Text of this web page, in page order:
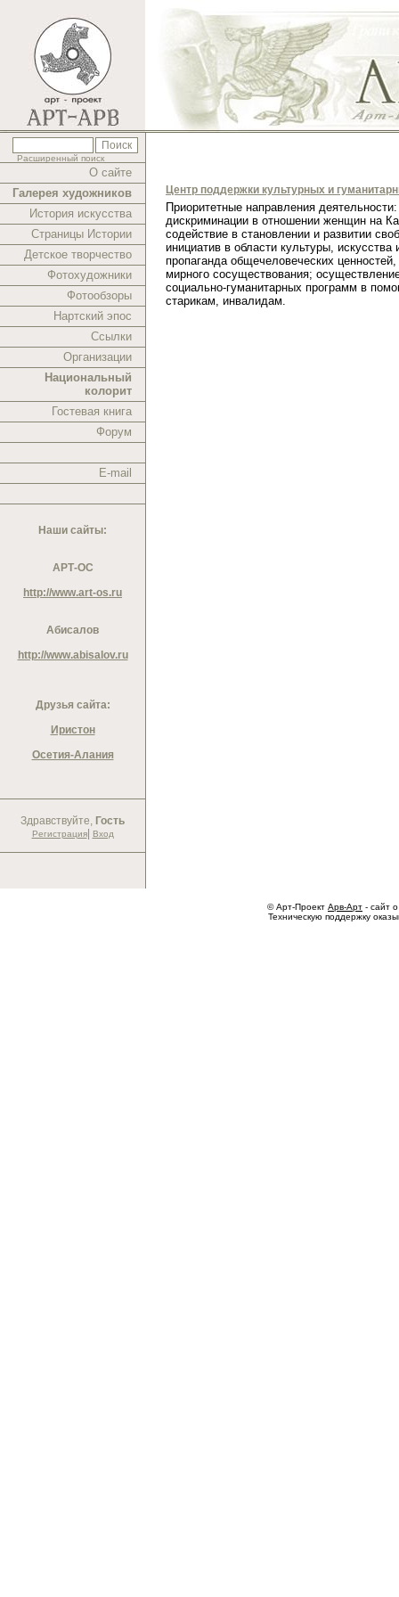
Расширенный поиск
О сайте
Галерея художников
История искусства
Страницы Истории
Детское творчество
Фотохудожники
Фотообзоры
Нартский эпос
Ссылки
Организации
Национальный
колорит
Гостевая книга
Форум
E-mail
Наши сайты:
АРТ-ОС
http://www.art-os.ru
Абисалов
http://www.abisalov.ru
Друзья сайта:
Иристон
Осетия-Алания
Здравствуйте, Гость
Регистрация| Вход
Центр поддержки культурных и
Приоритетные направления
дискриминации в отношении женщин на
содействие в становлении и развитии
инициатив в области культуры, искусства
пропаганда общечеловеческих
мирного сосуществования;
социально-гуманитарных программ в
старикам, инвалидам.
© Арт-Проект Арв-Арт - сайт
Техническую поддержку